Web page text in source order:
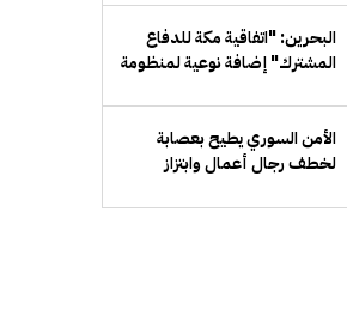
البحرين: "اتفاقية مكة للدفاع
المشترك" إضافة نوعية لمنظومة
الأمن السوري يطيح بعصابة
لخطف رجال أعمال وابتزاز